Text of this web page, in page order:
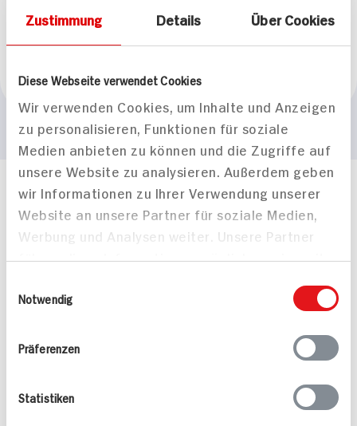
Zustimmung Details Über Cookies
Diese Webseite verwendet Cookies
Wir verwenden Cookies, um Inhalte und Anzeigen
zu personalisieren, Funktionen für soziale
Medien anbieten zu können und die Zugriffe auf
unsere Website zu analysieren. Außerdem geben
wir Informationen zu Ihrer Verwendung unserer
Website an unsere Partner für soziale Medien,
Werbung und Analysen weiter. Unsere Partner
führen diese Informationen möglicherweise mit
bereitgestellt haben oder die sie im Rahmen
Notwendig
Präferenzen
Statistiken
RSPO
Mayka
Häufig gestellte Fragen
Mehr Informationen in unserem FAQ
kontakt
hit.de
Montag - Donnerstag: 9 bis 16 Uhr
Freitags: 9 bis 13 Uhr
Angebote & Coupons